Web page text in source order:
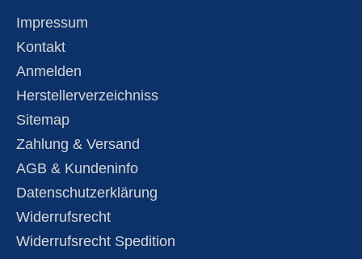
Impressum
Kontakt
Anmelden
Herstellerverzeichniss
Sitemap
Zahlung & Versand
AGB & Kundeninfo
Datenschutzerklärung
Widerrufsrecht
Widerrufsrecht Spedition